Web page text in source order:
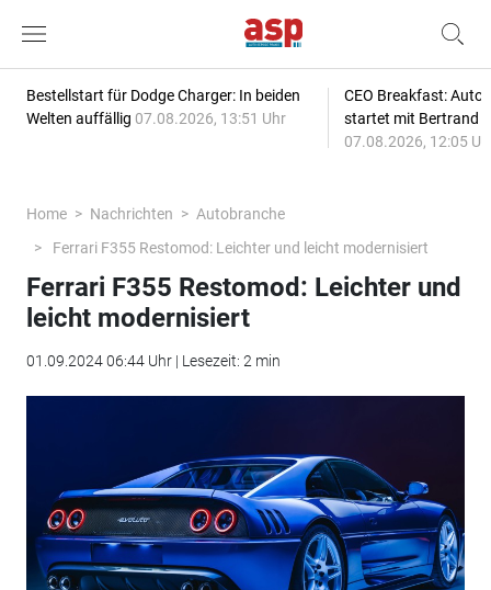
Bestellstart für Dodge Charger: In beiden
Welten auffällig 07.08.2026, 13:51 Uhr
CEO Breakfast:
startet mit Bertrand
07.08.2026, 12:05
Home Nachrichten
Autobranche
Ferrari F355 Restomod: Leichter und leicht modernisiert
Ferrari F355 Restomod: Leichter und
leicht modernisiert
01.09.2024 06:44 Uhr | Lesezeit: 2 min